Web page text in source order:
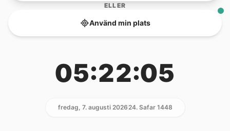
ELLER
Använd min plats
05:22:05
fredag, 7. augusti 202624. Safar 1448